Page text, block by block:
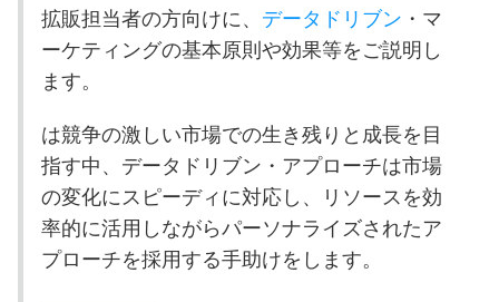
拡販担当者の方向けに、 データドリブン ・マ
ーケティングの基本原則や効果等をご説明し
ます。
は競争の激しい市場での生き残りと成長を目
指す中、データドリブン・アプローチは市場
の変化にスピーディに対応し、リソースを効
率的に活用しながらパーソナライズされたア
プローチを採用する手助けをします。